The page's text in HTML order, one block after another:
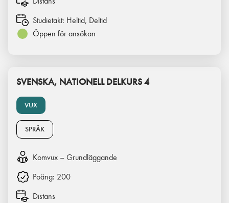
Studietakt: Heltid, Deltid
Öppen för ansökan
VUX
SVENSKA, NATIONELL DELKURS 4
SPRÅK
Komvux – Grundläggande
Poäng: 200
Distans